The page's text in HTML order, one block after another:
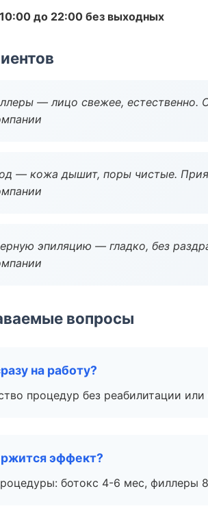
до 22:00 без выходных
— лицо свежее, естественно.
— кожа дышит, поры чистые.
эпиляцию — гладко, без
вопросы
на работу?
процедур без реабилитации
эффект?
ботокс 4-6 мес, филлеры